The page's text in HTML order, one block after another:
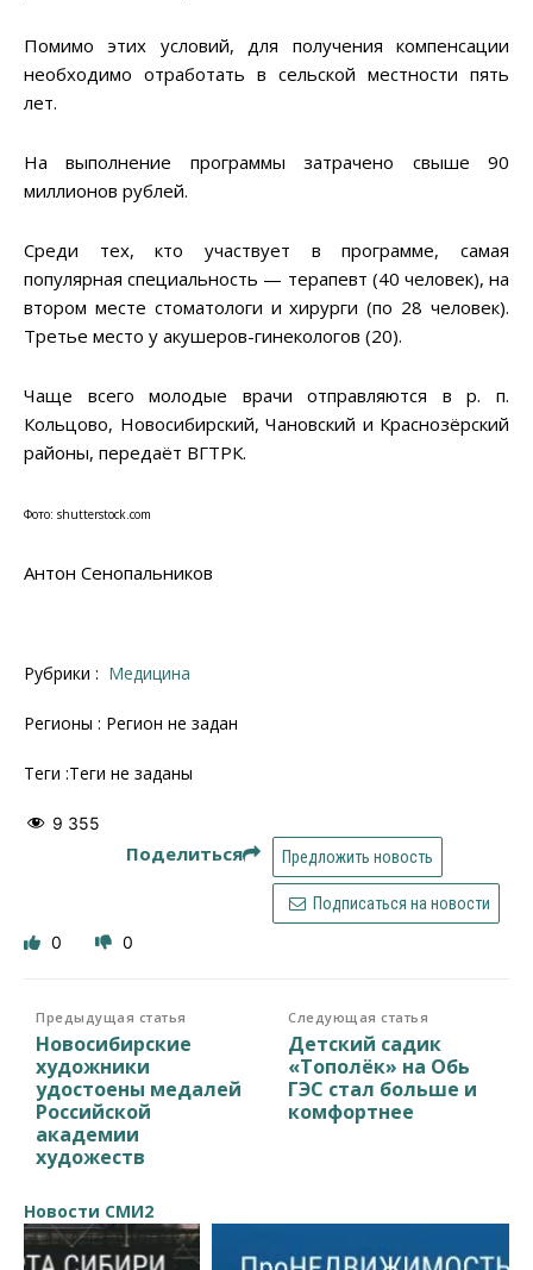
Помимо этих условий, для получения компенсации
необходимо отработать в сельской местности пять
лет.
На выполнение программы затрачено свыше 90
миллионов рублей.
Среди тех, кто участвует в программе, самая
популярная специальность — терапевт (40 человек), на
втором месте стоматологи и хирурги (по 28 человек).
Третье место у акушеров-гинекологов (20).
Чаще всего молодые врачи отправляются в р. п.
Кольцово, Новосибирский, Чановский и Краснозёрский
районы, передаёт ВГТРК.
Фото: shutterstock.com
Антон Сенопальников
Рубрики : Медицина
Регионы : Регион не задан
Теги :Теги не заданы
9 355
Поделиться Предложить новость
Подписаться на новости
0 0
Предыдущая статья
Новосибирские
художники
удостоены медалей
Российской
академии
художеств
Следующая статья
Детский садик
«Тополёк» на Обь
ГЭС стал больше и
комфортнее
Новости СМИ2